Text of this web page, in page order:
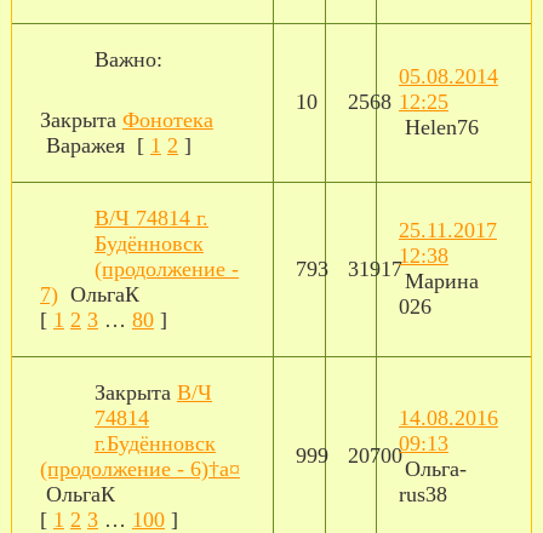
Важно:
Закрыта Фонотека
Варажея [ 1 2 ]
10 2568
05.08.2014
12:25
Helen76
В/Ч 74814 г.
Будённовск
(продолжение -
7) ОльгаК
[ 1 2 3 … 80 ]
793 31917
25.11.2017
12:38
Марина
026
Закрыта В/Ч
74814
г.Будённовск
(продолжение - 6)†a¤
ОльгаК
[ 1 2 3 … 100 ]
999 20700
14.08.2016
09:13
Ольга-
rus38